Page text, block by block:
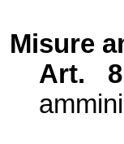
Misure
Art. 8